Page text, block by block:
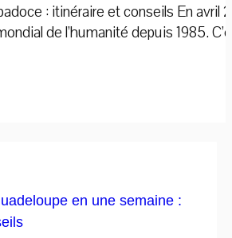
: itinéraire et conseils En
de l’humanité depuis 1985.
en une semaine :